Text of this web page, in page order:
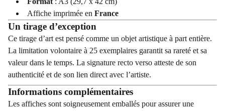
Affiche imprimée en France
Un tirage d’exception
Ce tirage d’art est pensé comme un objet artistique à part entière.
La limitation volontaire à 25 exemplaires garantit sa rareté et sa
valeur dans le temps. La signature recto verso atteste de son
authenticité et de son lien direct avec l’artiste.
Informations complémentaires
Les affiches sont soigneusement emballés pour assurer une